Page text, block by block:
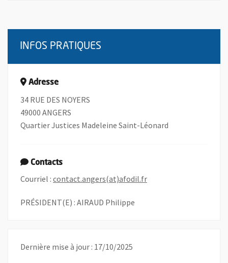
INFOS PRATIQUES
Adresse
34 RUE DES NOYERS
49000 ANGERS
Quartier Justices Madeleine Saint-Léonard
Contacts
Courriel : contact.angers(at)afodil.fr, Ouvre une nouvelle
PRÉSIDENT(E) : AIRAUD Philippe
Dernière mise à jour : 17/10/2025